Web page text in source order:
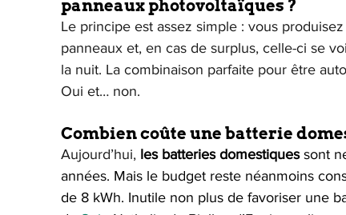
panneaux photovoltaïques ?
Le principe est assez simple : vous
panneaux et, en cas de surplus, celle-ci se
la nuit. La combinaison parfaite pour être
Oui et… non.
Combien coûte une batterie
Aujourd’hui, les batteries domestiques sont
années. Mais le budget reste néanmoins
de 8 kWh. Inutile non plus de favoriser une